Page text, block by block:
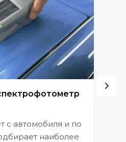
с автомобиля и по
наиболее